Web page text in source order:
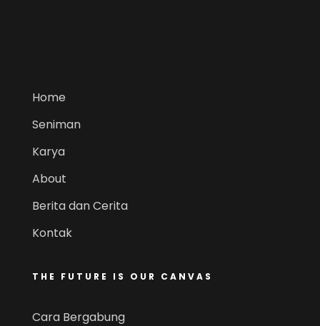
Home
Seniman
Karya
About
Berita dan Cerita
Kontak
THE FUTURE IS OUR CANVAS
Cara Bergabung